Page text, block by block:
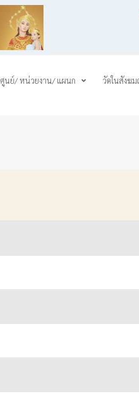
ศูนย์/ หน่วยงาน/ แผนก วัดในสังฆ